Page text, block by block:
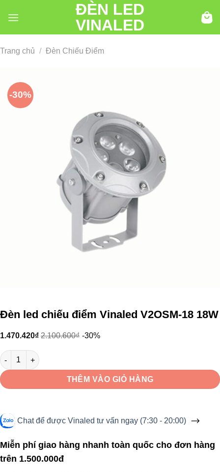
đến
ĐÈN LED
VINALED
Trang chủ / Đèn Chiếu Điểm
-30%
Đèn led chiếu điểm Vinaled V2OSM-18 18W
1.470.420₫ 2.100.600₫ -30%
Đèn led chiếu điểm Vinaled V2OSM-18 18W số lượng
THÊM VÀO GIỎ HÀNG
Chat để được Vinaled tư vấn ngay (7:30 - 20:00)
Miễn phí giao hàng nhanh toàn quốc cho đơn hàng
trên 1.500.000đ